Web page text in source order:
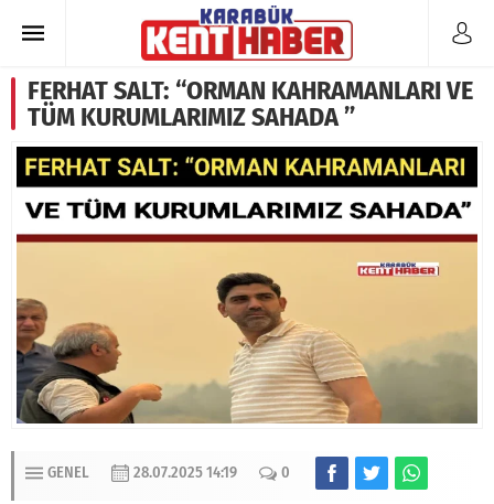
FERHAT SALT: “ORMAN KAHRAMANLARI VE
TÜM KURUMLARIMIZ SAHADA ”
GENEL 28.07.2025 14:19 0